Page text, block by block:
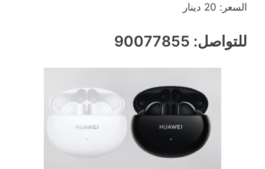
السعر: 20 دينار
للتواصل: 90077855